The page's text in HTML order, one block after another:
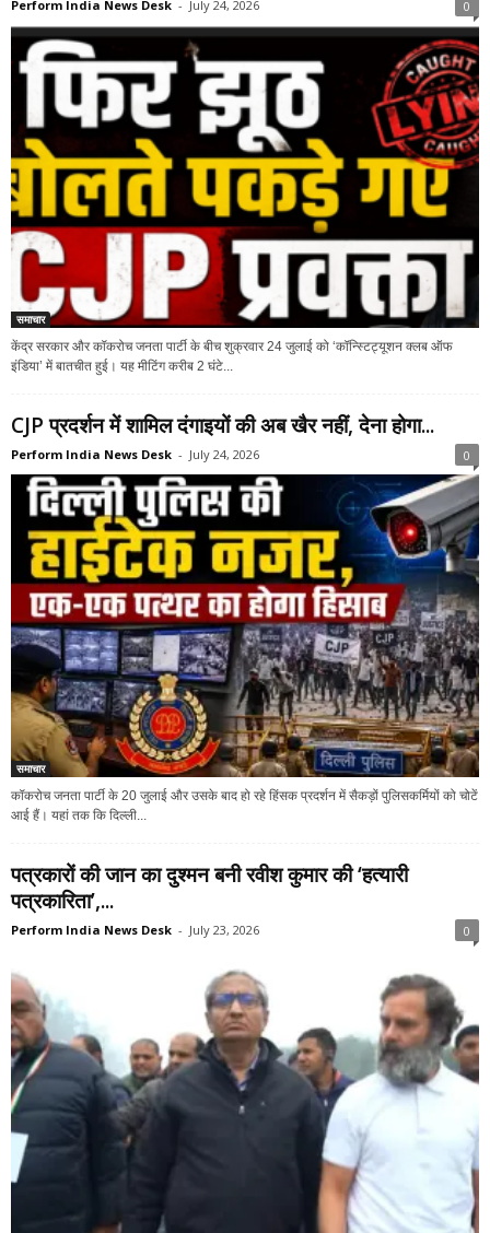
Perform India News Desk - July 24, 2026 0
समाचार
केंद्र सरकार और कॉकरोच जनता पार्टी के बीच शुक्रवार 24 जुलाई को ‘कॉन्स्टिट्यूशन क्लब ऑफ
इंडिया’ में बातचीत हुई। यह मीटिंग करीब 2 घंटे...
CJP प्रदर्शन में शामिल दंगाइयों की अब खैर नहीं, देना होगा...
Perform India News Desk - July 24, 2026 0
समाचार
कॉकरोच जनता पार्टी के 20 जुलाई और उसके बाद हो रहे हिंसक प्रदर्शन में सैकड़ों पुलिसकर्मियों को चोटें
आई हैं। यहां तक कि दिल्ली...
पत्रकारों की जान का दुश्मन बनी रवीश कुमार की ‘हत्यारी
पत्रकारिता’,...
Perform India News Desk - July 23, 2026 0